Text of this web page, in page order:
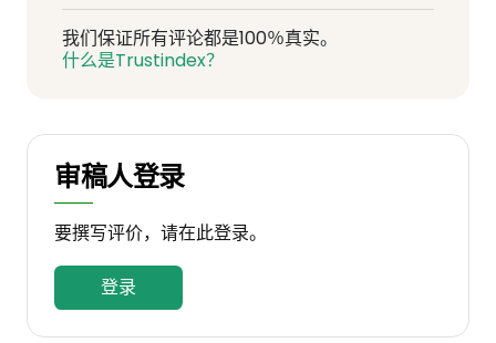
我们保证所有评论都是100％真实。
什么是Trustindex？
审稿人登录
要撰写评价，请在此登录。
登录